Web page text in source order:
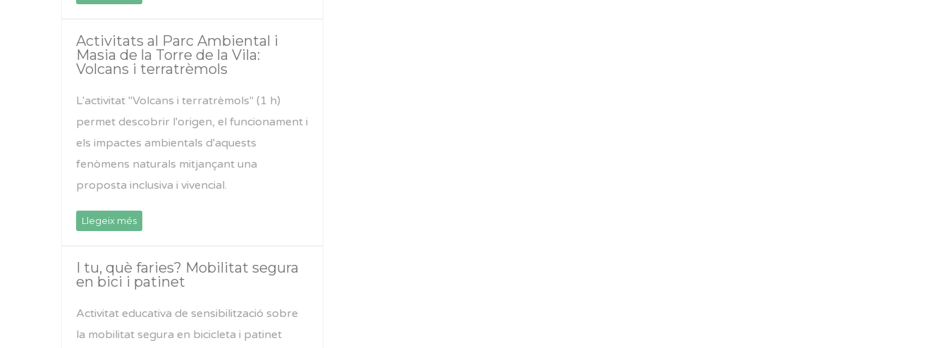
Activitats al Parc Ambiental i
Masia de la Torre de la Vila:
Volcans i terratrèmols
L'activitat "Volcans i terratrèmols" (1 h)
permet descobrir l'origen, el funcionament i
els impactes ambientals d'aquests
fenòmens naturals mitjançant una
proposta inclusiva i vivencial.
Llegeix més
I tu, què faries? Mobilitat segura
en bici i patinet
Activitat educativa de sensibilització sobre
la mobilitat segura en bicicleta i patinet